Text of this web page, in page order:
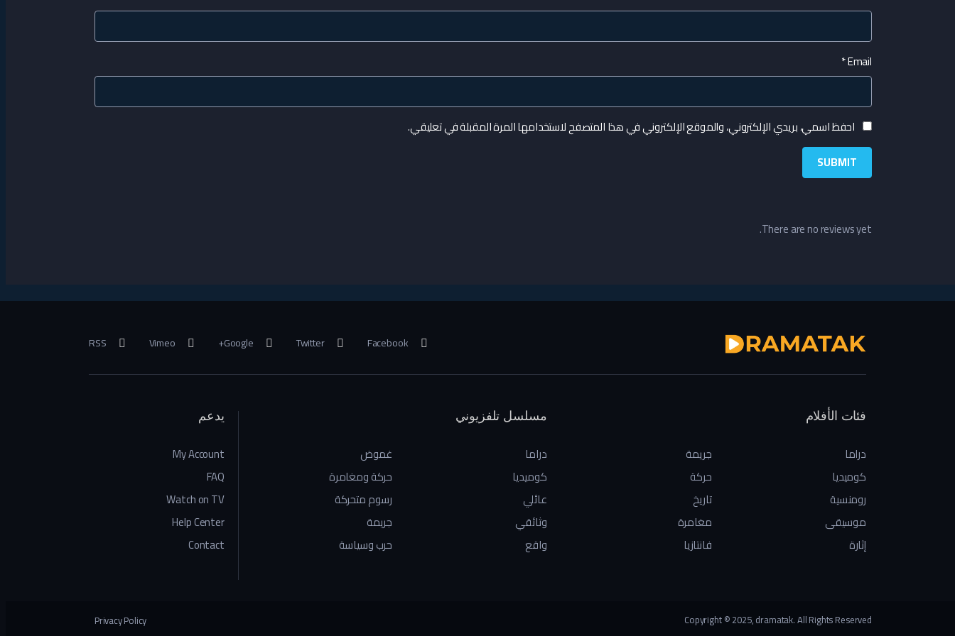
Email
*
احفظ اسمي، بريدي الإلكتروني، والموقع الإلكتروني في هذا المتصفح لاستخدامها المرة المقبلة في تعليقي.
There are no reviews yet.
Facebook
Twitter
Google+
Vimeo
RSS
فئات الأفلام
دراما
كوميديا
رومنسية
موسيقى
إثارة
جريمة
حركة
تاريخ
مغامرة
فانتازيا
مسلسل تلفزيوني
دراما
كوميديا
عائلي
وثائقي
واقع
غموض
حركة ومغامرة
رسوم متحركة
جريمة
حرب وسياسة
يدعم
My Account
FAQ
Watch on TV
Help Center
Contact
Copyright © 2025, dramatak. All Rights Reserved
Privacy Policy